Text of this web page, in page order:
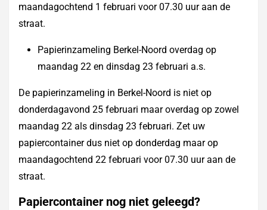
maandagochtend 1 februari voor 07.30 uur aan de
straat.
Papierinzameling Berkel-Noord overdag op
maandag 22 en dinsdag 23 februari a.s.
De papierinzameling in Berkel-Noord is niet op
donderdagavond 25 februari maar overdag op zowel
maandag 22 als dinsdag 23 februari. Zet uw
papiercontainer dus niet op donderdag maar op
maandagochtend 22 februari voor 07.30 uur aan de
straat.
Papiercontainer nog niet geleegd?